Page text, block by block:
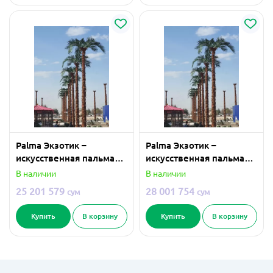
Palma Экзотик –
искусственная пальма
11 метра
В наличии
25 201 579 сум
Купить В корзину
Palma Экзотик –
искусственная пальма
12 метра
В наличии
28 001 754 сум
Купить В корзину